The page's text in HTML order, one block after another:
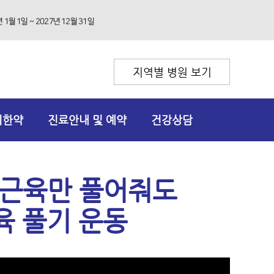
지역별 병원 보기
약 진료안내 및 예약 건강상담
육만 풀어줘도
풀기 운동